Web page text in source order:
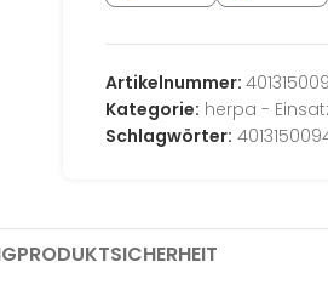
Artikelnummer:
Kategorie: herpa -
Schlagwörter:
PRODUKTSICHERHEIT